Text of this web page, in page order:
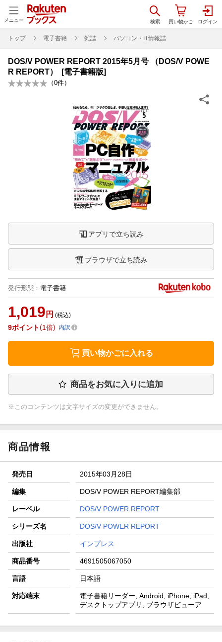
メニュー
トップ 電子書籍 雑誌 パソコン・IT情報誌
DOS/V POWER REPORT 2015年5月号 （DOS/V POWE
R REPORT） [電子書籍版]
（0件）
アプリで立ち読み
ブラウザで立ち読み
発行形態 ： 電子書籍
1,019 円 (税込)
9ポイント 1倍 内訳
買い物かごに入れる
商品をお気に入りに追加
※このコンテンツは文字サイズの変更ができません。
商品情報
発売日 2015年03月28日
編集 DOS/V POWER REPORT編集部
レーベル DOS/V POWER REPORT
シリーズ名 DOS/V POWER REPORT
出版社 インプレス
商品番号 4691505067050
言語 日本語
対応端末
電子書籍リーダー, Android, iPhone, iPad,
デスクトップアプリ, ブラウザビューア